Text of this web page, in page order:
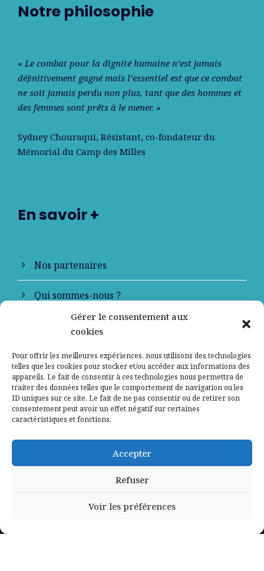
Gérer le consentement aux
cookies
Pour offrir les meilleures expériences, nous utilisons des technologies
telles que les cookies pour stocker et/ou accéder aux informations des
appareils. Le fait de consentir à ces technologies nous permettra de
traiter des données telles que le comportement de navigation ou les
ID uniques sur ce site. Le fait de ne pas consentir ou de retirer son
consentement peut avoir un effet négatif sur certaines
caractéristiques et fonctions.
Accepter
Refuser
Voir les préférences
Notre philosophie
« Le combat pour la dignité humaine n’est jamais
déﬁnitivement gagné mais l’essentiel est que ce combat
ne soit jamais perdu non plus, tant que des hommes et
des femmes sont prêts à le mener. »
Sydney Chouraqui, Résistant, co-fondateur du
Mémorial du Camp des Milles
En savoir +
Nos partenaires
Qui sommes-nous ?
Contactez-nous
Mentions légales
Politique de confidentialité